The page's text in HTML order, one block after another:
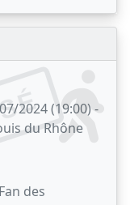
2024 (19:00) -
du Rhône
des